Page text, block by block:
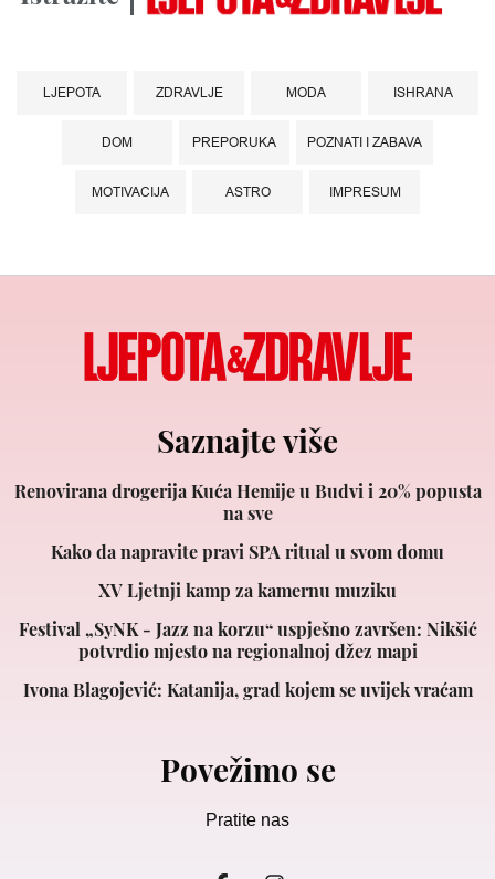
LJEPOTA ZDRAVLJE MODA ISHRANA
DOM PREPORUKA POZNATI I ZABAVA
MOTIVACIJA ASTRO IMPRESUM
Saznajte više
Renovirana drogerija Kuća Hemije u Budvi i 20% popusta
na sve
Kako da napravite pravi SPA ritual u svom domu
XV Ljetnji kamp za kamernu muziku
Festival „SyNK - Jazz na korzu“ uspješno završen: Nikšić
potvrdio mjesto na regionalnoj džez mapi
Ivona Blagojević: Katanija, grad kojem se uvijek vraćam
Povežimo se
Pratite nas